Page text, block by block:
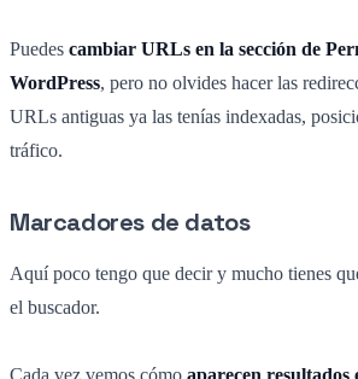
Puedes cambiar URLs en la sección de
WordPress, pero no olvides hacer las
URLs antiguas ya las tenías indexadas,
tráfico.
Marcadores de datos
Aquí poco tengo que decir y mucho tienes
el buscador.
Cada vez vemos cómo aparecen